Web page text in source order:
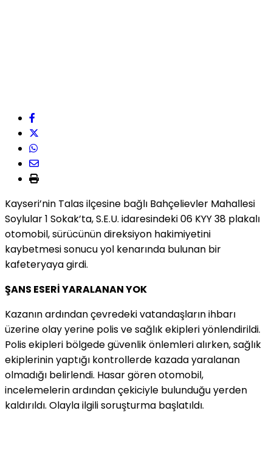
Kayseri’nin Talas ilçesine bağlı Bahçelievler Mahallesi
Soylular 1 Sokak’ta, S.E.U. idaresindeki 06 KYY 38 plakalı
otomobil, sürücünün direksiyon hakimiyetini
kaybetmesi sonucu yol kenarında bulunan bir
kafeteryaya girdi.
ŞANS ESERİ YARALANAN YOK
Kazanın ardından çevredeki vatandaşların ihbarı
üzerine olay yerine polis ve sağlık ekipleri yönlendirildi.
Polis ekipleri bölgede güvenlik önlemleri alırken, sağlık
ekiplerinin yaptığı kontrollerde kazada yaralanan
olmadığı belirlendi. Hasar gören otomobil,
incelemelerin ardından çekiciyle bulunduğu yerden
kaldırıldı. Olayla ilgili soruşturma başlatıldı.